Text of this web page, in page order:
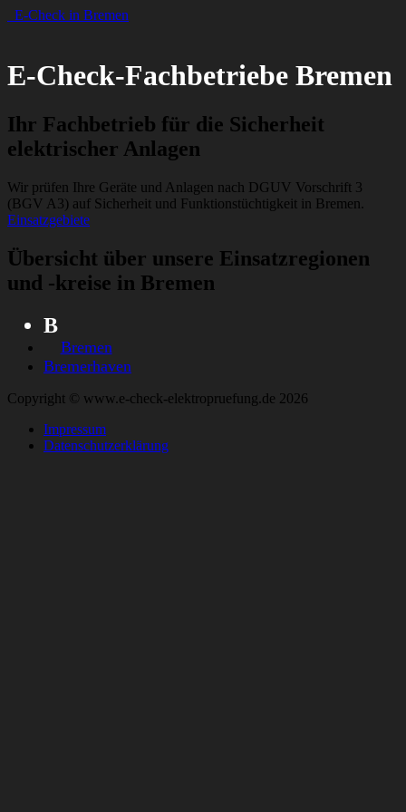
E-Check in Bremen
E-Check-Fachbetriebe Bremen
Ihr Fachbetrieb für die Sicherheit
elektrischer Anlagen
Wir prüfen Ihre Geräte und Anlagen nach DGUV Vorschrift 3
(BGV A3) auf Sicherheit und Funktionstüchtigkeit in Bremen.
Einsatzgebiete
Übersicht über unsere Einsatzregionen
und -kreise in Bremen
B
Bremen
Bremerhaven
Copyright © www.e-check-elektropruefung.de 2026
Impressum
Datenschutzerklärung